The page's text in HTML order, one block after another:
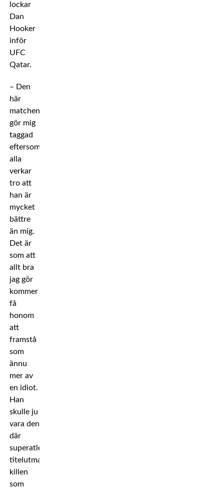
lockar
Dan
Hooker
inför
UFC
Qatar.
– Den
här
matchen
gör mig
taggad
eftersom
alla
verkar
tro att
han är
mycket
bättre
än mig.
Det är
som att
allt bra
jag gör
kommer
få
honom
att
framstå
som
ännu
mer av
en idiot.
Han
skulle ju
vara den
där
superatleten,
titelutmanaren,
killen
som